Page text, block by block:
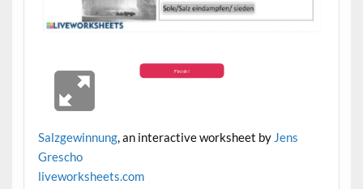
Salzgewinnung, an interactive worksheet by Jens
Grescho
liveworksheets.com